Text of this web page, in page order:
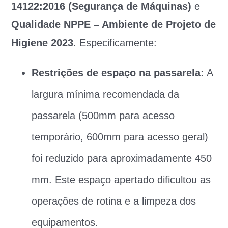
14122:2016 (Segurança de Máquinas) e
Qualidade NPPE – Ambiente de Projeto de
Higiene 2023. Especificamente:
Restrições de espaço na passarela: A
largura mínima recomendada da
passarela (500mm para acesso
temporário, 600mm para acesso geral)
foi reduzido para aproximadamente 450
mm. Este espaço apertado dificultou as
operações de rotina e a limpeza dos
equipamentos.